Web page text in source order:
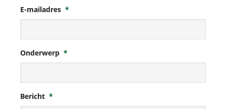
E-mailadres *
Onderwerp *
Bericht *